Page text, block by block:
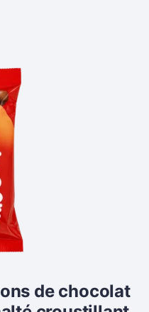
de chocolat